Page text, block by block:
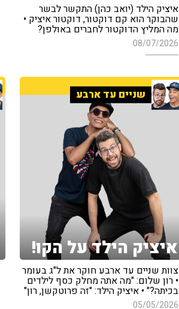
איציק הילד (יואב כהן) התקשר לבשר
שהבוקר הוא קם דוקטור, דוקטור איציק •
מה המליץ הדוקטור לחברים באולפן?
08/07/2026
שניים עד ארבע
איציק הילד על הקו!
צוות שניים עד ארבע חוקר את ל"ג בעומר
• רון שלום: "מה אתה מחלק כסף לילדים
בכיתה?" • איציק הילד: "זה פרוטקשן, רון"
05/05/2026